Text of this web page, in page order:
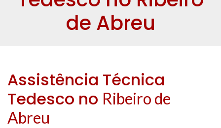
de Abreu
Assistência Técnica
Tedesco no Ribeiro de
Abreu